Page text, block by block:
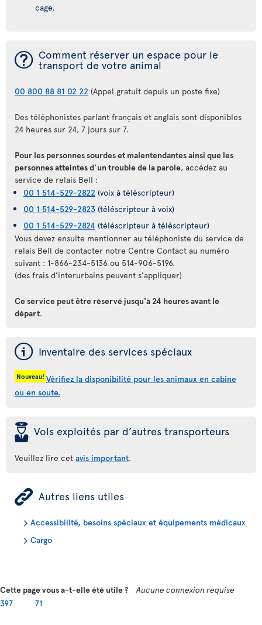
cage.
¯ Comment réserver un espace pour le
transport de votre animal
00 800 88 81 02 22 (Appel gratuit depuis un poste fixe)
Des téléphonistes parlant français et anglais sont disponibles
24 heures sur 24, 7 jours sur 7.
Pour les personnes sourdes et malentendantes ainsi que les
personnes atteintes d’un trouble de la parole, accédez au
service de relais Bell :
00 1 514-529-2822 (voix à téléscripteur)
00 1 514-529-2823 (téléscripteur à voix)
00 1 514-529-2824 (téléscripteur à téléscripteur)
Vous devez ensuite mentionner au téléphoniste du service de
relais Bell de contacter notre Centre Contact au numéro
suivant : 1-866-234-5136 ou 514-906-5196.
(des frais d’interurbains peuvent s’appliquer)
Ce service peut être réservé jusqu'à 24 heures avant le
départ.
ý Inventaire des services spéciaux
Nouveau! Vérifiez la disponibilité pour les animaux en cabine
ou en soute.
þ Vols exploités par d’autres transporteurs
Veuillez lire cet avis important.
ÿ Autres liens utiles
Accessibilité, besoins spéciaux et équipements médicaux
Cargo
Cette page vous a-t-elle été utile ?
Aucune connexion requise
397
71